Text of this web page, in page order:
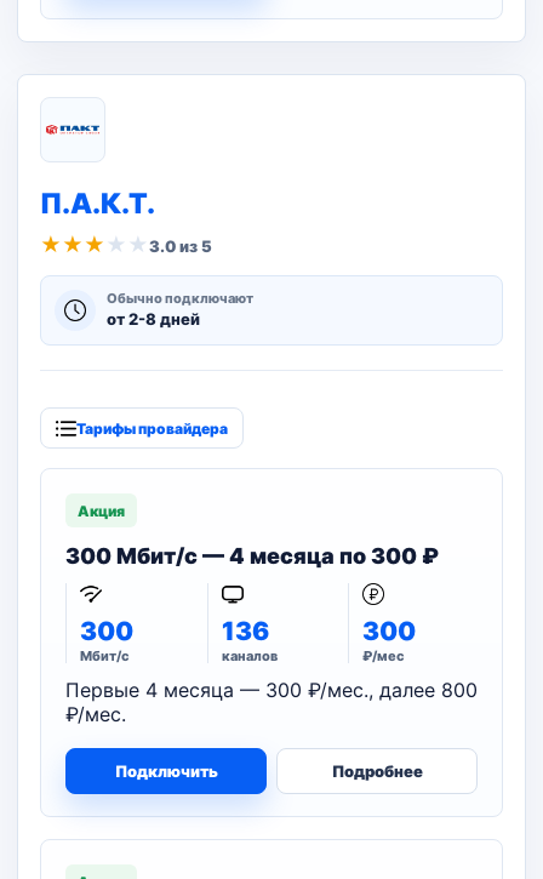
П.А.К.Т.
★ ★ ★ ★ ★3.0 из 5
Обычно подключают
от 2-8 дней
Тарифы провайдера
Акция
300 Мбит/с — 4 месяца по 300 ₽
300
Мбит/с
136
каналов
300
₽/мес
Первые 4 месяца — 300 ₽/мес., далее 800
₽/мес.
Подключить Подробнее